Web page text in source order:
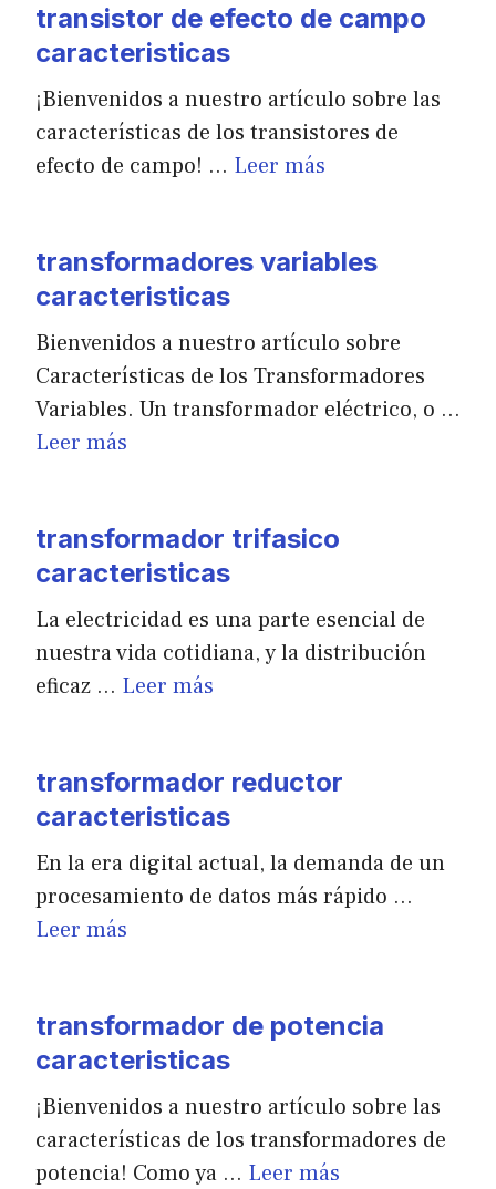
transistor de efecto de campo
caracteristicas
¡Bienvenidos a nuestro artículo sobre las
características de los transistores de
efecto de campo! … Leer más
transformadores variables
caracteristicas
Bienvenidos a nuestro artículo sobre
Características de los Transformadores
Variables. Un transformador eléctrico, o …
Leer más
transformador trifasico
caracteristicas
La electricidad es una parte esencial de
nuestra vida cotidiana, y la distribución
eficaz … Leer más
transformador reductor
caracteristicas
En la era digital actual, la demanda de un
procesamiento de datos más rápido …
Leer más
transformador de potencia
caracteristicas
¡Bienvenidos a nuestro artículo sobre las
características de los transformadores de
potencia! Como ya … Leer más